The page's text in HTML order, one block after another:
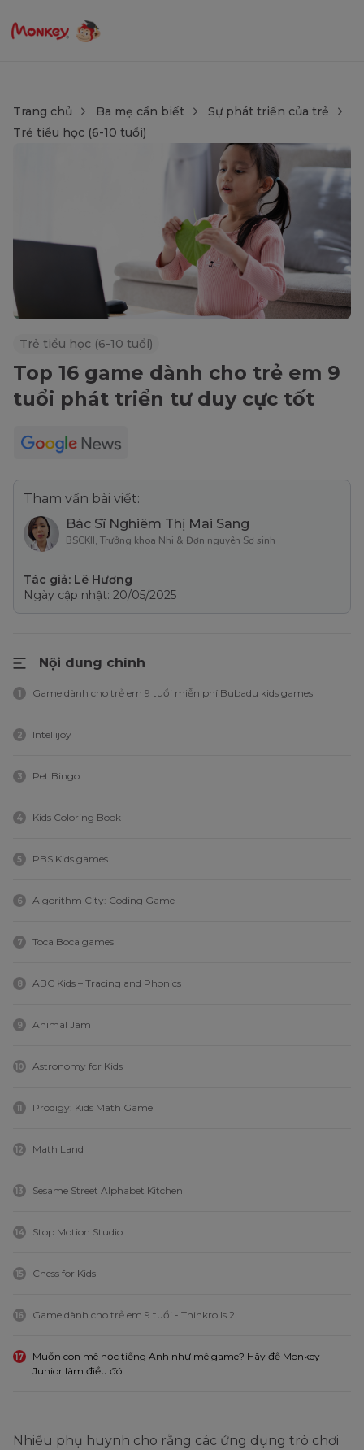
Trang chủ Ba mẹ cần biết
Sự phát triển của trẻ
Trẻ tiểu học (6-10 tuổi)
Trẻ tiểu học (6-10 tuổi)
Top 16 game dành cho trẻ em 9
tuổi phát triển tư duy cực tốt
Tham vấn bài viết:
Bác Sĩ Nghiêm Thị Mai Sang
BSCKII, Trưởng khoa Nhi & Đơn nguyên Sơ sinh
Tác giả: Lê Hương
Ngày cập nhật: 20/05/2025
Nội dung chính
1 Game dành cho trẻ em 9 tuổi miễn phí Bubadu kids games
2 Intellijoy
3 Pet Bingo
4 Kids Coloring Book
5 PBS Kids games
6 Algorithm City: Coding Game
7 Toca Boca games
8 ABC Kids – Tracing and Phonics
9 Animal Jam
10 Astronomy for Kids
11 Prodigy: Kids Math Game
12 Math Land
13 Sesame Street Alphabet Kitchen
14 Stop Motion Studio
15 Chess for Kids
16 Game dành cho trẻ em 9 tuổi - Thinkrolls 2
17
Muốn con mê học tiếng Anh như mê game? Hãy để Monkey
Junior làm điều đó!
Nhiều phụ huynh cho rằng các ứng dụng trò chơi